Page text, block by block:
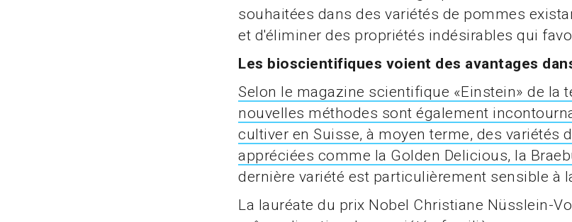
souhaitées dans des variétés de pommes
et d'éliminer des propriétés indésirables qui
Les bioscientifiques voient des avantages
Selon le magazine scientifique «Einstein» de la
nouvelles méthodes sont également
cultiver en Suisse, à moyen terme, des variétés
appréciées comme la Golden Delicious, la
dernière variété est particulièrement sensible à
La lauréate du prix Nobel Christiane Nüsslein-